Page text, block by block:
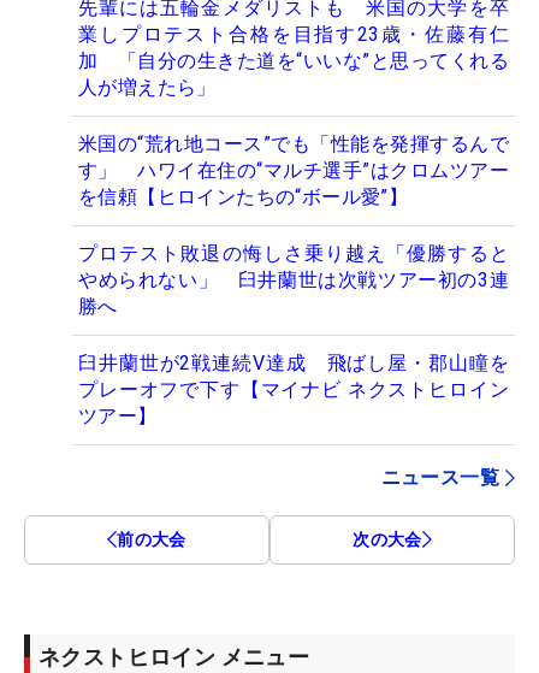
先輩には五輪金メダリストも 米国の大学を卒
業しプロテスト合格を目指す23歳・佐藤有仁
加 「自分の生きた道を“いいな”と思ってくれる
人が増えたら」
米国の“荒れ地コース”でも「性能を発揮するんで
す」 ハワイ在住の“マルチ選手”はクロムツアー
を信頼【ヒロインたちの“ボール愛”】
プロテスト敗退の悔しさ乗り越え「優勝すると
やめられない」 臼井蘭世は次戦ツアー初の3連
勝へ
臼井蘭世が2戦連続V達成 飛ばし屋・郡山瞳を
プレーオフで下す【マイナビ ネクストヒロイン
ツアー】
ニュース一覧
前の大会 次の大会
ネクストヒロイン メニュー